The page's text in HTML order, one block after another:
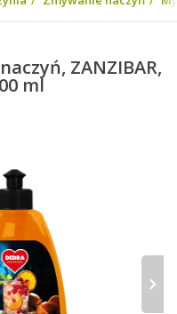
ZANZIBAR,
ml
›